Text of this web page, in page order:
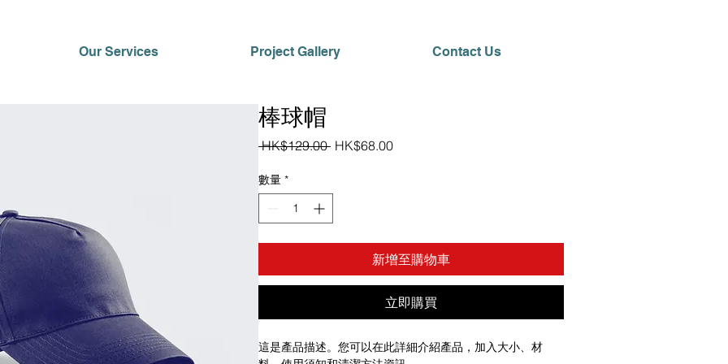
Our Services Project Gallery Contact Us
棒球帽
HK$129.00 一
格
HK$68.00促
數量 *
新增至購物車
立即購買
這是產品描述。您可以在此詳細介紹產品，加入大小、材